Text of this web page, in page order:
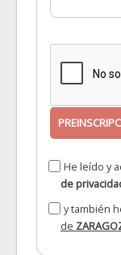
He leído y
de
y también
de